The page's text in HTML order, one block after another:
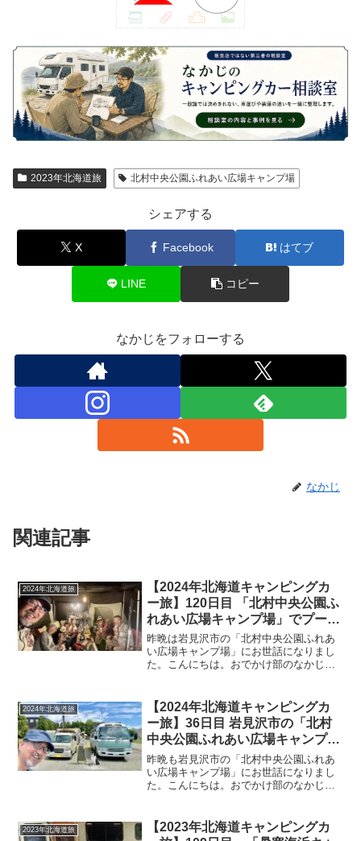
2023年北海道旅 北村中央公園ふれあい広場キャンプ場
シェアする
X Facebook はてブ
LINE コピー
なかじをフォローする
なかじ
関連記事
2024年北海道旅
【2024年北海道キャンピングカ
ー旅】120日目 「北村中央公園ふ
れあい広場キャンプ場」でプー太
パパ・ママを発見！お昼から一緒
にキャンプスタート♪夜はテント
の中で23時過ぎまで宴会
昨晩は岩見沢市の「北村中央公園ふれあ
い広場キャンプ場」にお世話になりまし
た。こんにちは。おでかけ部のなかじで
(=^・^=)早朝から雨の予報通り。小雨程
度にはなっていまし...
2024年北海道旅
【2024年北海道キャンピングカ
ー旅】36日目 岩見沢市の「北村
中央公園ふれあい広場キャンプ
場」は朝から快晴♪明日の出発を
前にテントを撤収！夜はすみ丸さ
んの焚き火に便乗♪
昨晩も岩見沢市の「北村中央公園ふれあ
い広場キャンプ場」にお世話になりまし
た。こんにちは。おでかけ部のなかじで
とバナナで朝ご飯。本日でバナナは終
了！明日からはキウイ...
2023年北海道旅
【2023年北海道キャンピングカ